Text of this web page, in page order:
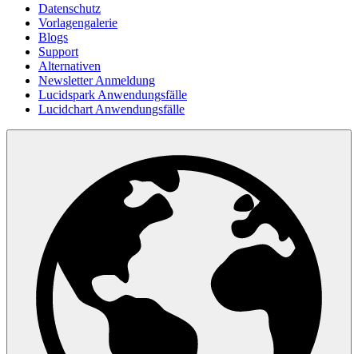
Datenschutz
Vorlagengalerie
Blogs
Support
Alternativen
Newsletter Anmeldung
Lucidspark Anwendungsfälle
Lucidchart Anwendungsfälle